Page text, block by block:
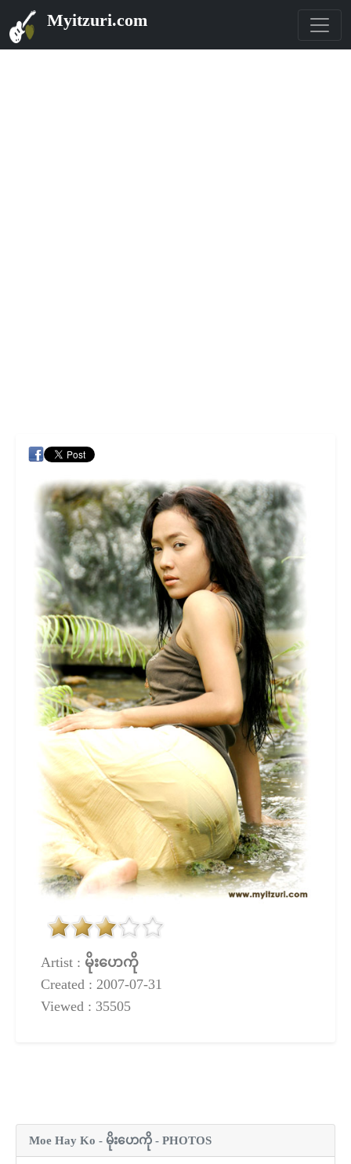
Myitzuri.com
Artist : မိုးဟေကို
Created : 2007-07-31
Viewed : 35505
Moe Hay Ko - မိုးဟေကို - PHOTOS